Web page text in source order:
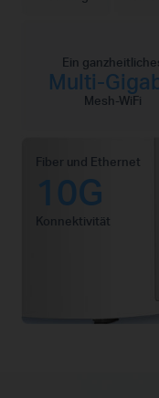
Ein
Multi-
Mesh-WiFi
Fiber und Ethernet
10G
Konnektivität